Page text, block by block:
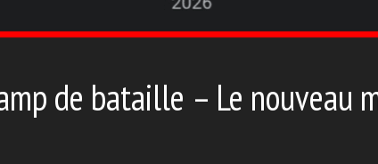
de bataille – Le nouveau